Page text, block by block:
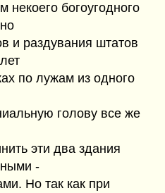
богоугодного
и раздувания штатов
по лужам из одного
голову все же
эти два здания
-
Но так как при